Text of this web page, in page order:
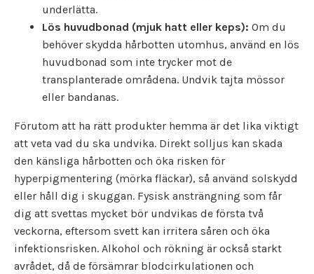
underlätta.
Lös huvudbonad (mjuk hatt eller keps): Om du
behöver skydda hårbotten utomhus, använd en lös
huvudbonad som inte trycker mot de
transplanterade områdena. Undvik tajta mössor
eller bandanas.
Förutom att ha rätt produkter hemma är det lika viktigt
att veta vad du ska undvika. Direkt solljus kan skada
den känsliga hårbotten och öka risken för
hyperpigmentering (mörka fläckar), så använd solskydd
eller håll dig i skuggan. Fysisk ansträngning som får
dig att svettas mycket bör undvikas de första två
veckorna, eftersom svett kan irritera såren och öka
infektionsrisken. Alkohol och rökning är också starkt
avrådet, då de försämrar blodcirkulationen och